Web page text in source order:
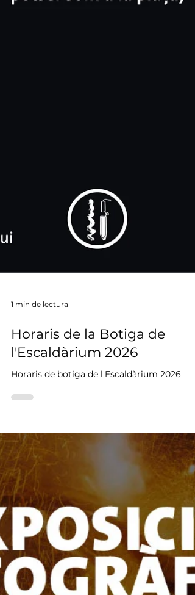
1 min de lectura
Horaris de la Botiga de
l'Escaldàrium 2026
Horaris de botiga de l'Escaldàrium 2026